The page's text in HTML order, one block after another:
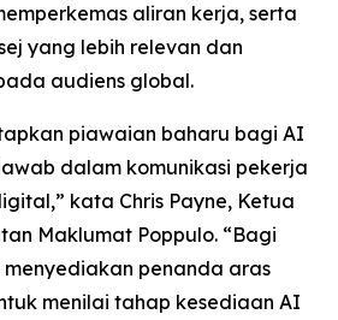
aliran kerja, serta
yang lebih relevan dan
audiens global.
piawaian baharu bagi AI
dalam komunikasi pekerja
kata Chris Payne, Ketua
Maklumat Poppulo. “Bagi
penanda aras
menilai tahap kesediaan AI